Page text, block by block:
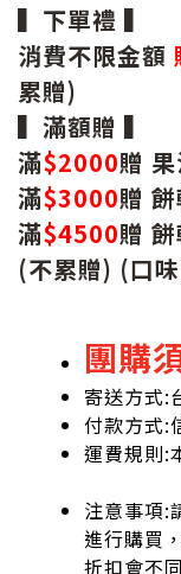
▍下單禮 ▍
消費不限金額
累贈)
▍滿額贈 ▍
滿$2000贈
滿$3000贈
滿$4500贈
(不累贈) (口
團購
寄送方式:
付款方式:
運費規則:
超商取貨
注意事項:
進行購買
折扣會不